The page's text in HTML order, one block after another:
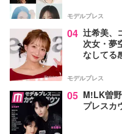
モデルプレス
04 辻希美、
次女・夢
なしてる
モデルプレス
05 M!LK曽
プレスカ